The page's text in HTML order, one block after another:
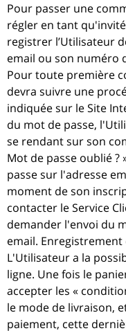
Pour passer une
régler en tant
registrer l’Utilisateur
email ou son numéro
Pour toute première
devra suivre une
indiquée sur le Site
du mot de passe,
se rendant sur son
Mot de passe oublié ?
passe sur l'adresse
moment de son
contacter le Service
demander l'envoi du
email.
L'Utilisateur a la
ligne. Une fois le
accepter les «
le mode de livraison,
paiement, cette